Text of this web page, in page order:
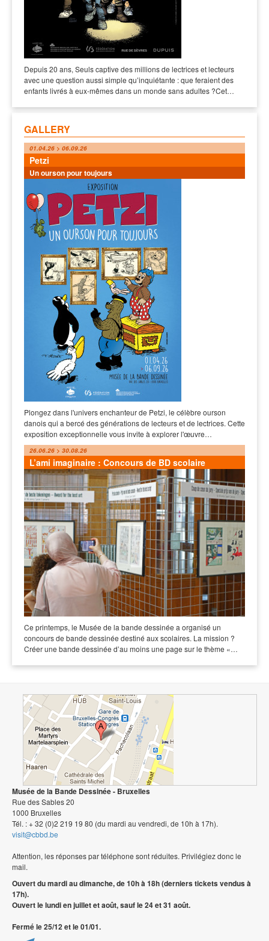
Depuis 20 ans, Seuls captive des millions de lectrices et lecteurs
avec une question aussi simple qu’inquiétante : que feraient des
enfants livrés à eux-mêmes dans un monde sans adultes ?Cet…
GALLERY
01.04.26 > 06.09.26
Petzi
Un ourson pour toujours
Plongez dans l'univers enchanteur de Petzi, le célèbre ourson
danois qui a bercé des générations de lecteurs et de lectrices. Cette
exposition exceptionnelle vous invite à explorer l'œuvre…
26.06.26 > 30.08.26
L’ami imaginaire : Concours de BD scolaire
Ce printemps, le Musée de la bande dessinée a organisé un
concours de bande dessinée destiné aux scolaires. La mission ?
Créer une bande dessinée d’au moins une page sur le thème «…
Musée de la Bande Dessinée - Bruxelles
Rue des Sables 20
1000 Bruxelles
Tél. : + 32 (0)2 219 19 80 (du mardi au vendredi, de 10h à 17h).
visit@cbbd.be
Attention, les réponses par téléphone sont réduites. Privilégiez donc le
mail.
Ouvert du mardi au dimanche, de 10h à 18h (derniers tickets vendus à
17h).
Ouvert le lundi en juillet et août, sauf le 24 et 31 août.
Fermé le 25/12 et le 01/01.